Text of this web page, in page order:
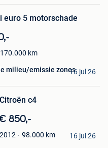
euro 5 motorschade
170.000 km
milieu/emissie zones16 jul 26
Citroën c4
€ 850,-
2012 98.000 km 16 jul 26